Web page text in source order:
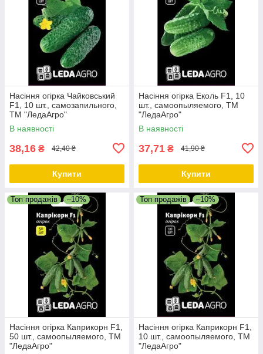
Насіння огірка Чайковський
F1, 10 шт., самозапильного,
ТМ "ЛедаАгро"
В наявності
38,16 ₴ 42,40 ₴
Купити
Насіння огірка Еколь F1, 10
шт., самоопыляемого, ТМ
"ЛедаАгро"
В наявності
37,71 ₴ 41,90 ₴
Купити
Топ продажів –10%
Насіння огірка Каприкорн F1,
50 шт., самоопыляемого, ТМ
"ЛедаАгро"
Топ продажів –10%
Насіння огірка Каприкорн F1,
10 шт., самоопыляемого, ТМ
"ЛедаАгро"